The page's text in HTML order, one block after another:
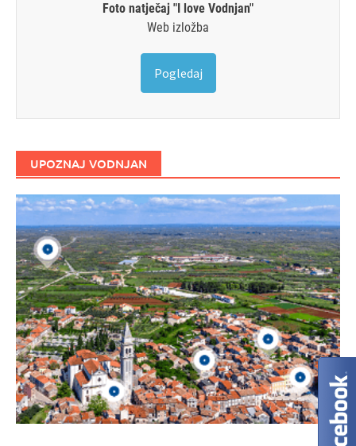
Foto natječaj "I love Vodnjan"
Web izložba
Pogledaj
UPOZNAJ VODNJAN